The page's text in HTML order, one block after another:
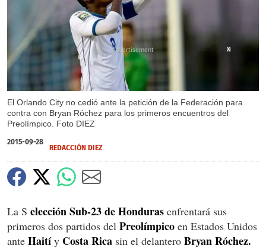
El Orlando City no cedió ante la petición de la Federación para
contra con Bryan Róchez para los primeros encuentros del
Preolímpico. Foto DIEZ
X
2015-09-28
REDACCIÓN DIEZ
La S elección Sub-23 de Honduras enfrentará sus
primeros dos partidos del Preolímpico en Estados Unidos
ante Haitíy Costa Rica sin el delantero Bryan Róchez.